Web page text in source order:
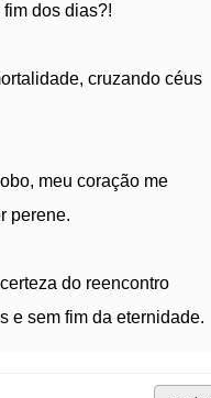
dos dias?!
cruzando céus
meu coração me
perene.
do reencontro
e sem fim da eternidade.